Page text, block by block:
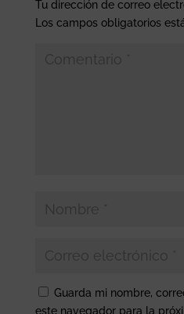
Tu dirección de correo
Los campos obligatorios
Guarda mi nombre,
este navegador para la